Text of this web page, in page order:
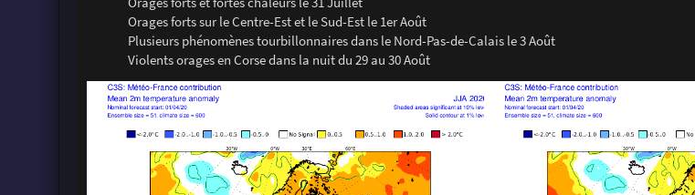
Orages forts sur le Centre-Est et le Sud-Est le 1er Août
Plusieurs phénomènes tourbillonnaires dans le Nord-Pas-de-Calais le 3 Août
Violents orages en Corse dans la nuit du 29 au 30 Août